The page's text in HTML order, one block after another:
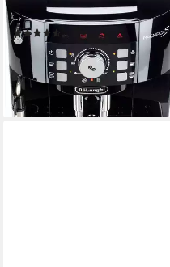
Drehregler, Direktwahltasten
Bedienung
(1300)
299,00 € UVP740,00 €
14,85 €mtl. in 24 Raten
-60%
lieferbar - in 1-2 Werktagen bei dir